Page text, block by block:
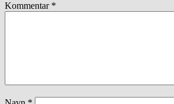
Kommentar *